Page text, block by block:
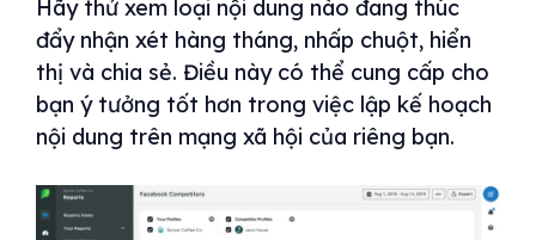
Hãy thử xem loại nội dung nào đang thúc
đẩy nhận xét hàng tháng, nhấp chuột, hiển
thị và chia sẻ. Điều này có thể cung cấp cho
bạn ý tưởng tốt hơn trong việc lập kế hoạch
nội dung trên mạng xã hội của riêng bạn.